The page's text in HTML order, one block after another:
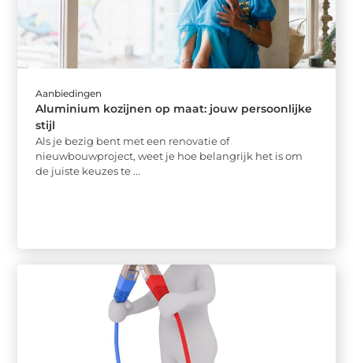
Aanbiedingen
Aluminium kozijnen op maat: jouw persoonlijke
stijl
Als je bezig bent met een renovatie of
nieuwbouwproject, weet je hoe belangrijk het is om
de juiste keuzes te ...